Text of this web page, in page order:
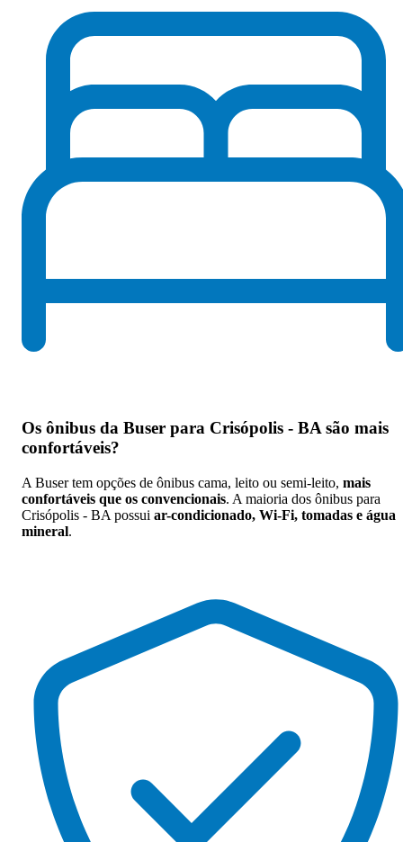
Os ônibus da Buser para Crisópolis - BA são mais
confortáveis?
A Buser tem opções de ônibus cama, leito ou semi-leito, mais
confortáveis que os convencionais. A maioria dos ônibus para
Crisópolis - BA possui ar-condicionado, Wi-Fi, tomadas e água
mineral.